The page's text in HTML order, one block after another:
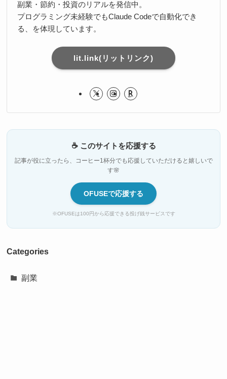
副業・節約・投資のリアルを発信中。
プログラミング未経験でもClaude Codeで自動化でき
る、を体現しています。
lit.link(リットリンク)
☕ このサイトを応援する
記事が役に立ったら、コーヒー1杯分でも応援していただけると嬉しいで
す🌸
OFUSEで応援する
※OFUSEは100円から応援できる投げ銭サービスです
Categories
副業